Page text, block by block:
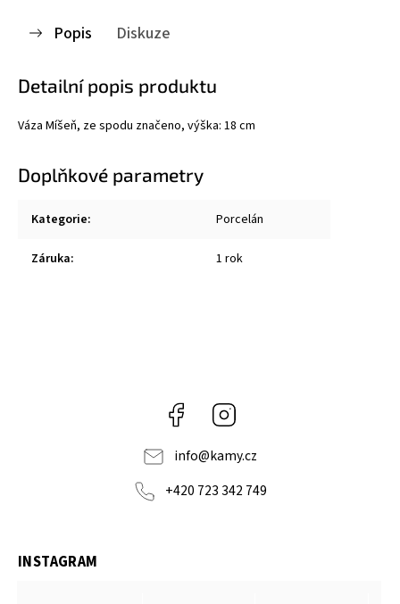
Popis Diskuze
Detailní popis produktu
Váza Míšeň, ze spodu značeno, výška: 18 cm
Doplňkové parametry
Kategorie: Porcelán
Záruka: 1 rok
Facebook
info@kamy.cz
+420 723 342 749
INSTAGRAM